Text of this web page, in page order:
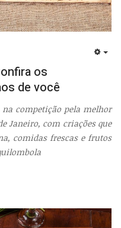
os
de você
competição pela melhor
Janeiro, com criações que
comidas frescas e frutos